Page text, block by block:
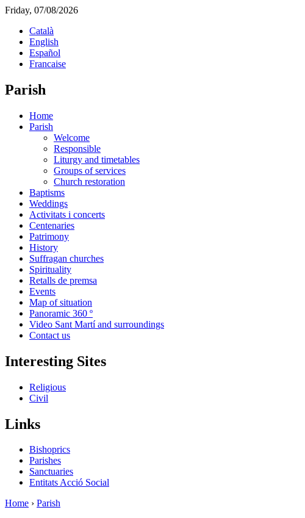
Friday, 07/08/2026
Català
English
Español
Francaise
Parish
Home
Parish
Welcome
Responsible
Liturgy and timetables
Groups of services
Church restoration
Baptisms
Weddings
Activitats i concerts
Centenaries
Patrimony
History
Suffragan churches
Spirituality
Retalls de premsa
Events
Map of situation
Panoramic 360 º
Video Sant Martí and surroundings
Contact us
Interesting Sites
Religious
Civil
Links
Bishoprics
Parishes
Sanctuaries
Entitats Acció Social
Home › Parish